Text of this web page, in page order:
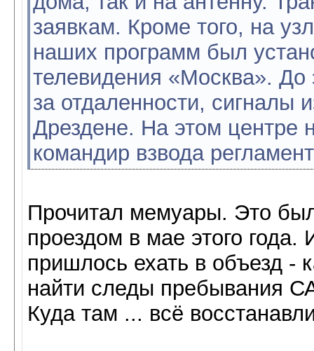
заявкам. Кроме того, на
наших программ был
телевидения «Москва». До
за отдаленности, сигналы
Дрездене. На этом центре
командир взвода
Прочитал мемуары. Это
проездом в мае этого года.
пришлось ехать в объезд -
найти следы пребывания
Куда там ... всё